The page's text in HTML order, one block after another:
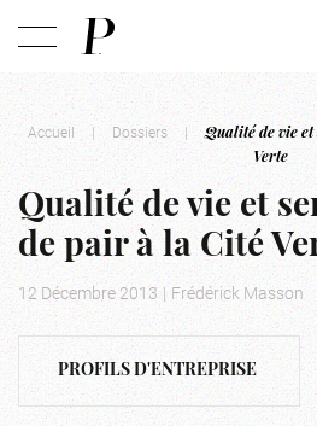
Accueil | Dossiers |
Qualité de vie et
Verte
Qualité de vie et
de pair à la Cité
12 Décembre 2013 | Frédérick Masson
PROFILS D'ENTREPRISE